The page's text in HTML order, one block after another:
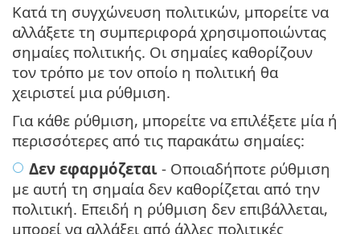
Κατά τη συγχώνευση πολιτικών, μπορείτε να
αλλάξετε τη συμπεριφορά χρησιμοποιώντας
σημαίες πολιτικής. Οι σημαίες καθορίζουν
τον τρόπο με τον οποίο η πολιτική θα
χειριστεί μια ρύθμιση.
Για κάθε ρύθμιση, μπορείτε να επιλέξετε μία ή
περισσότερες από τις παρακάτω σημαίες:
Δεν εφαρμόζεται - Οποιαδήποτε ρύθμιση
με αυτή τη σημαία δεν καθορίζεται από την
πολιτική. Επειδή η ρύθμιση δεν επιβάλλεται,
μπορεί να αλλάξει από άλλες πολιτικές